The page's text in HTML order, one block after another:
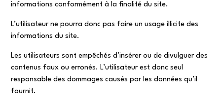
informations conformément à la finalité du site.
L’utilisateur ne pourra donc pas faire un usage illicite des
informations du site.
Les utilisateurs sont empêchés d’insérer ou de divulguer des
contenus faux ou erronés. L’utilisateur est donc seul
responsable des dommages causés par les données qu’il
fournit.